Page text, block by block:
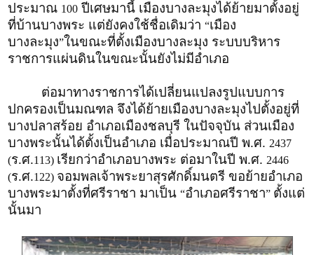
ประมาณ 100 ปีเศษมานี้ เมืองบางละมุงได้ย้ายมาตั้งอยู่
ที่บ้านบางพระ แต่ยังคงใช้ชื่อเดิมว่า “เมือง
บางละมุง”ในขณะที่ตั้งเมืองบางละมุง ระบบบริหาร
ราชการแผ่นดินในขณะนั้นยังไม่มีอำเภอ
ต่อมาทางราชการได้เปลี่ยนแปลงรูปแบบการ
ปกครองเป็นมณฑล จึงได้ย้ายเมืองบางละมุงไปตั้งอยู่ที่
บางปลาสร้อย อำเภอเมืองชลบุรี ในปัจจุบัน ส่วนเมือง
บางพระนั้นได้ตั้งเป็นอำเภอ เมื่อประมาณปี พ.ศ. 2437
(ร.ศ.113) เรียกว่าอำเภอบางพระ ต่อมาในปี พ.ศ. 2446
(ร.ศ.122) จอมพลเจ้าพระยาสุรศักดิ์มนตรี ขอย้ายอำเภอ
บางพระมาตั้งที่ศรีราชา มาเป็น “อำเภอศรีราชา” ตั้งแต่
นั้นมา